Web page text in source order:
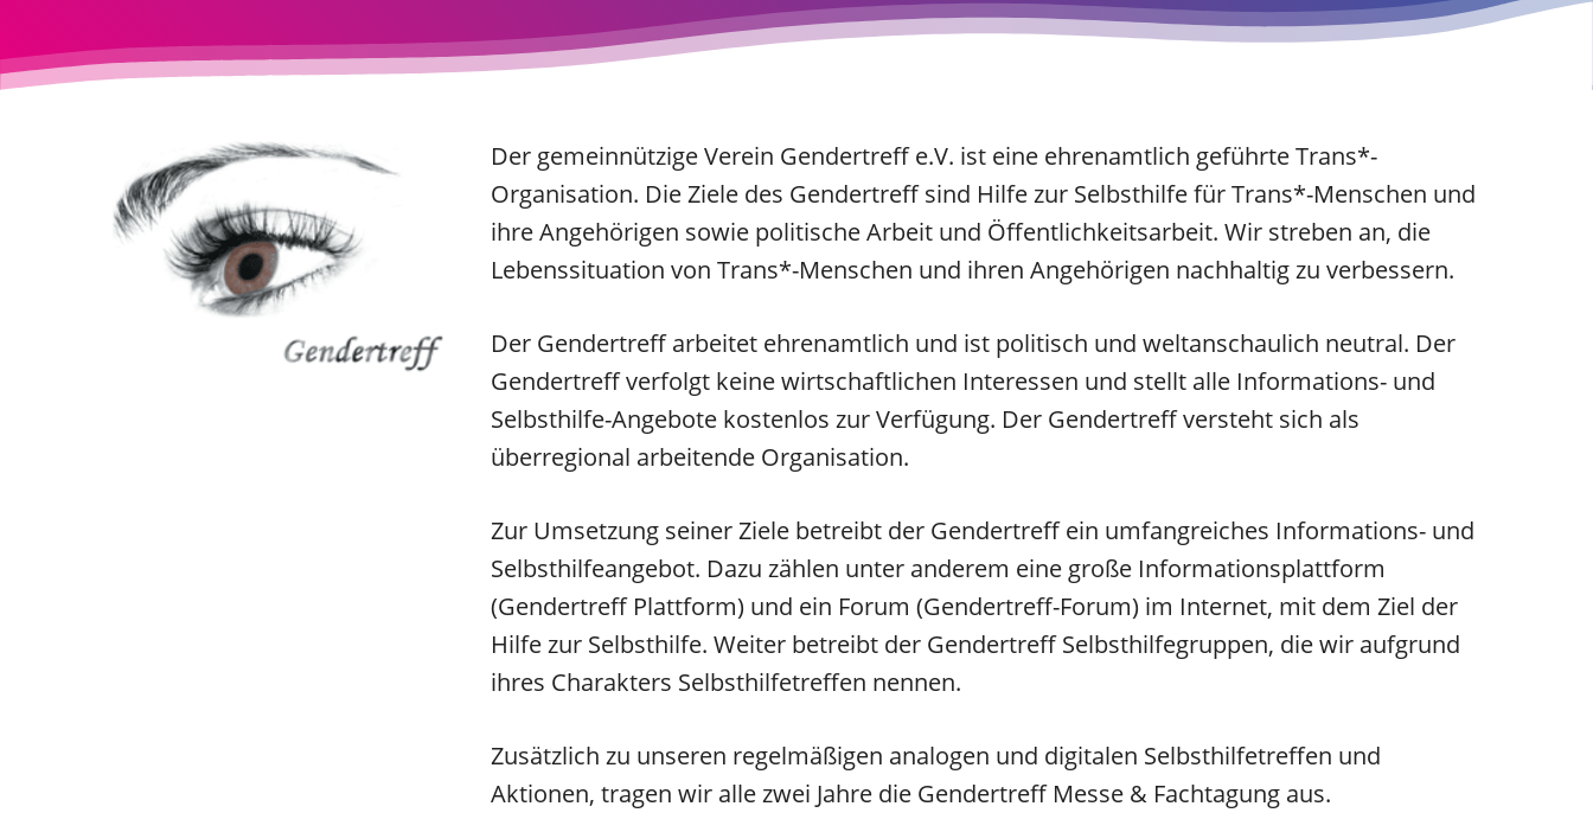
Der gemeinnützige Verein Gendertreff e.V. ist eine ehrenamtlich geführte Trans*-
Organisation. Die Ziele des Gendertreff sind Hilfe zur Selbsthilfe für Trans*-Menschen und
ihre Angehörigen sowie politische Arbeit und Öffentlichkeitsarbeit. Wir streben an, die
Lebenssituation von Trans*-Menschen und ihren Angehörigen nachhaltig zu verbessern.
Der Gendertreff arbeitet ehrenamtlich und ist politisch und weltanschaulich neutral. Der
Gendertreff verfolgt keine wirtschaftlichen Interessen und stellt alle Informations- und
Selbsthilfe-Angebote kostenlos zur Verfügung. Der Gendertreff versteht sich als
überregional arbeitende Organisation.
Zur Umsetzung seiner Ziele betreibt der Gendertreff ein umfangreiches Informations- und
Selbsthilfeangebot. Dazu zählen unter anderem eine große Informationsplattform
(Gendertreff Plattform) und ein Forum (Gendertreff-Forum) im Internet, mit dem Ziel der
Hilfe zur Selbsthilfe. Weiter betreibt der Gendertreff Selbsthilfegruppen, die wir aufgrund
ihres Charakters Selbsthilfetreffen nennen.
Zusätzlich zu unseren regelmäßigen analogen und digitalen Selbsthilfetreffen und
Aktionen, tragen wir alle zwei Jahre die Gendertreff Messe & Fachtagung aus.